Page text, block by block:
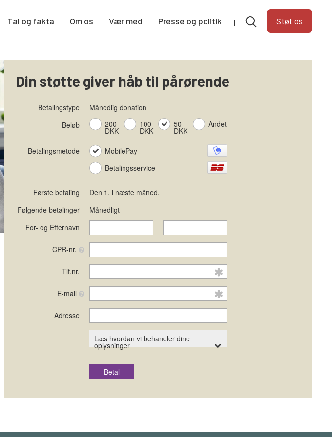
Tal og fakta Om os Vær med Presse og politik Støt os
Din støtte giver håb til pårørende